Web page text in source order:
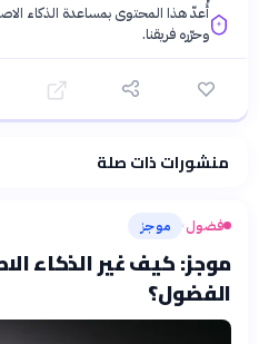
أُعدّ هذا المحتوى بمساعدة الذكاء
وحرّره فريقنا.
فلسفتنا المعرفية· سياسة الذكاء الاصطناعيمنشورات ذات صلة
فضول› موجز
موجز: كيف غير الذكاء
الفضول؟